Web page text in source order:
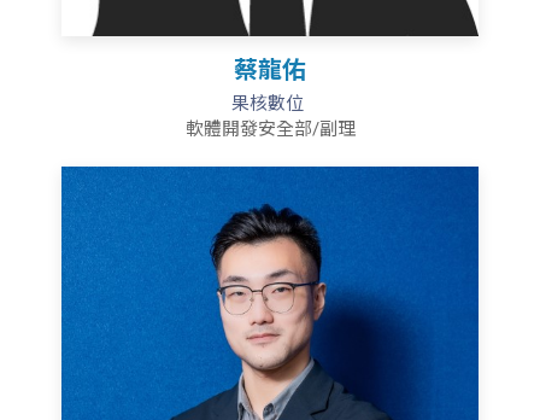
蔡龍佑
果核數位
軟體開發安全部/副理